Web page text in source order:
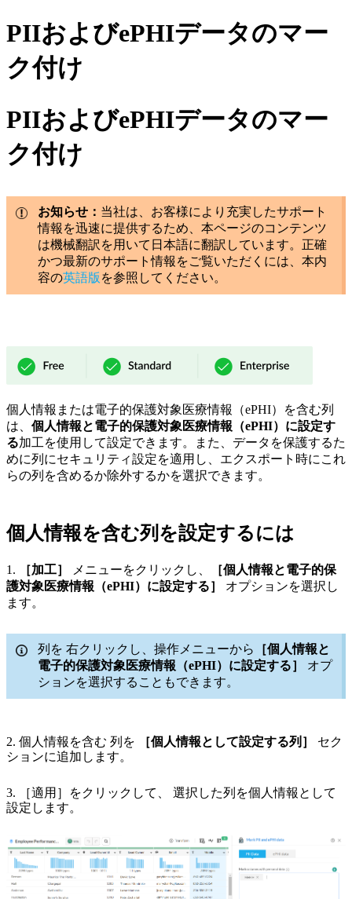
PIIおよびePHIデータのマー
ク付け
PIIおよびePHIデータのマー
ク付け
お知らせ： 当社は、お客様により充実したサポート
情報を迅速に提供するため、本ページのコンテンツ
は機械翻訳を用いて日本語に翻訳しています。正確
かつ最新のサポート情報をご覧いただくには、本内
容の英語版 を参照してください。
個人情報または電子的保護対象医療情報（ePHI）を含む列
は、 個人情報と電子的保護対象医療情報（ePHI）に設定す
る加工を使用して設定できます。また、データを保護するた
めに列にセキュリティ設定を適用し、エクスポート時にこれ
らの列を含めるか除外するかを選択できます。
個人情報を含む列を設定するには
1. ［加工］ メニューをクリックし、
［個人情報と電子的保
護対象医療情報（ePHI）に設定する］
オプションを選択し
ます。
列を 右クリックし、操作メニューから
［個人情報と
電子的保護対象医療情報（ePHI）に設定する］
オプ
ションを選択することもできます。
2. 個人情報を含む 列を ［個人情報として設定する列］
セク
ションに追加します。
3. ［適用］ をクリックして、 選択した列を個人情報として
設定します。